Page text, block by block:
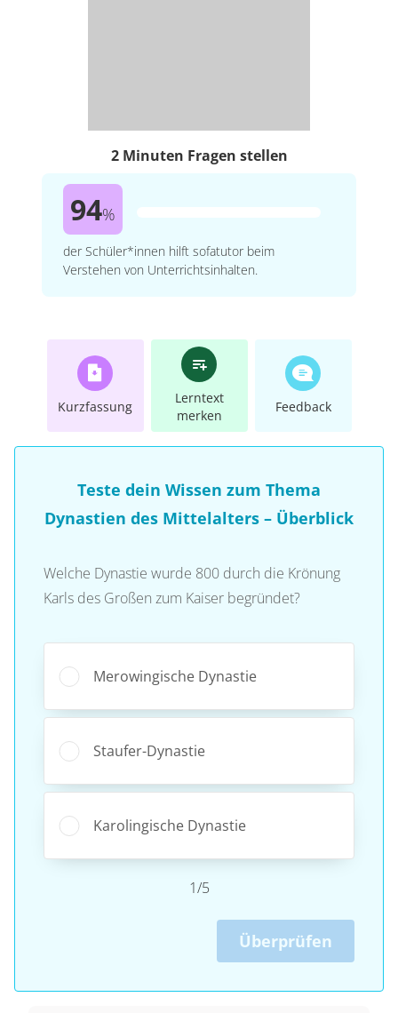
2 Minuten Fragen stellen
94%
der Schüler*innen hilft sofatutor beim
Verstehen von Unterrichtsinhalten.
Kurzfassung
Lerntext
merken
Feedback
Teste dein Wissen zum Thema
Dynastien des Mittelalters – Überblick
Welche Dynastie wurde 800 durch die Krönung
Karls des Großen zum Kaiser begründet?
Merowingische Dynastie
Staufer-Dynastie
Karolingische Dynastie
1/5
Überprüfen